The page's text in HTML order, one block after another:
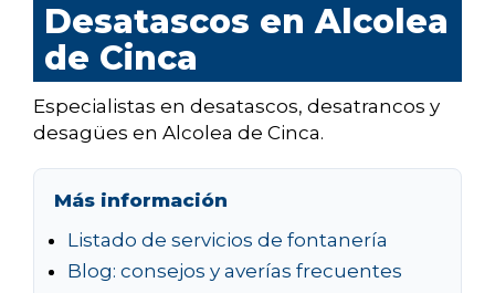
Desatascos en Alcolea
de Cinca
Especialistas en desatascos, desatrancos y
desagües en Alcolea de Cinca.
Más información
Listado de servicios de fontanería
Blog: consejos y averías frecuentes